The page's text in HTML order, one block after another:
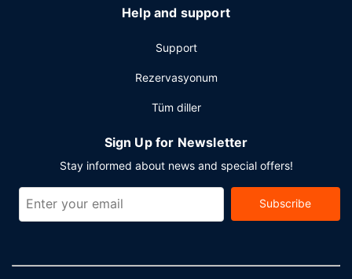
Help and support
Support
Rezervasyonum
Tüm diller
Sign Up for Newsletter
Stay informed about news and special offers!
Subscribe